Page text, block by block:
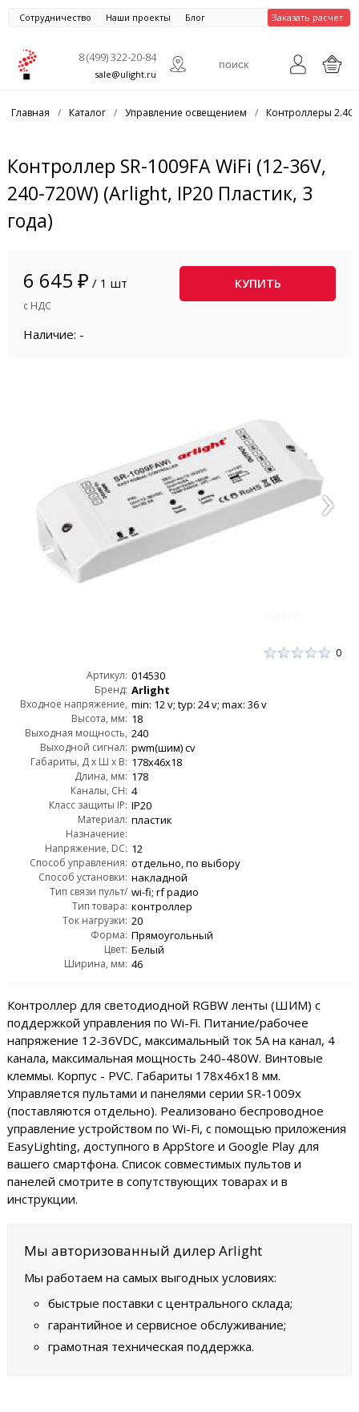
Сотрудничество Наши проекты Блог Заказать расчет
8 (499) 322-20-84
sale@ulight.ru
Главная / Каталог / Управление освещением / Контроллеры
Контроллер SR-1009FA WiFi (12-36V,
240-720W) (Arlight, IP20 Пластик, 3
года)
6 645 ₽ / 1 шт
с НДС
КУПИТЬ
Наличие: -
0
Артикул: 014530
Бренд: Arlight
Входное напряжение,
AC:
min: 12 v; typ: 24 v; max: 36 v
Высота, мм: 18
Выходная мощность,
Wout:
240
Выходной сигнал: pwm(шим) cv
Габариты, Д x Ш x В: 178х46х18
Длина, мм: 178
Каналы, CH: 4
Класс защиты IP: IP20
Материал: пластик
Назначение:
для светодиодных лент и модулей (cv/шим)
Напряжение, DC: 12
Способ управления: отдельно, по выбору
Способ установки: накладной
Тип связи пульт/
контроллер:
wi-fi; rf радио
Тип товара: контроллер
Ток нагрузки: 20
Форма: Прямоугольный
Цвет: Белый
Ширина, мм: 46
Контроллер для светодиодной RGBW ленты (ШИМ) с
поддержкой управления по Wi-Fi. Питание/рабочее
напряжение 12-36VDC, максимальный ток 5A на канал, 4
канала, максимальная мощность 240-480W. Винтовые
клеммы. Корпус - PVC. Габариты 178х46х18 мм.
Управляется пультами и панелями серии SR-1009x
(поставляются отдельно). Реализовано беспроводное
управление устройством по Wi-Fi, с помощью приложения
EasyLighting, доступного в AppStore и Google Play для
вашего смартфона. Список совместимых пультов и
панелей смотрите в сопутствующих товарах и в
инструкции.
Мы авторизованный дилер Arlight
Мы работаем на самых выгодных условиях:
быстрые поставки с центрального склада;
гарантийное и сервисное обслуживание;
грамотная техническая поддержка.